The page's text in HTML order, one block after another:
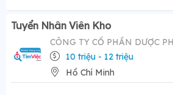
Tuyển Nhân Viên Kho
CÔNG TY CỔ PHẦN DƯỢC
10 triệu - 12 triệu
Hồ Chí Minh